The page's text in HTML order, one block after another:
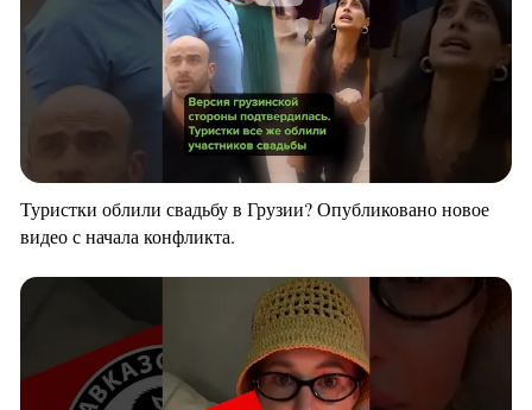
Туристки облили свадьбу в Грузии? Опубликовано новое
видео с начала конфликта.